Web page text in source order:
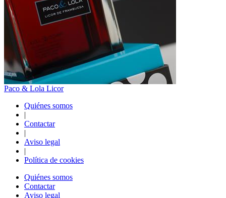
Paco & Lola Licor
Quiénes somos
|
Contactar
|
Aviso legal
|
Política de cookies
Quiénes somos
Contactar
Aviso legal